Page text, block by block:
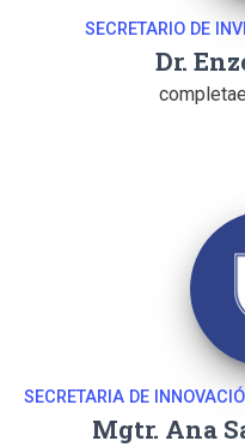
SECRETARIO DE
Dr.
SECRETARIA DE
Mgtr. Ana